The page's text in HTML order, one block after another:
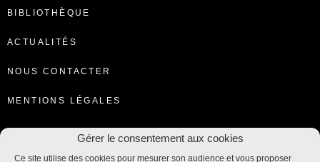
Gérer le consentement aux cookies
Ce site utilise des cookies pour mesurer son audience et vous proposer
BIBLIOTHÈQUE
ACTUALITÉS
NOUS CONTACTER
MENTIONS LÉGALES